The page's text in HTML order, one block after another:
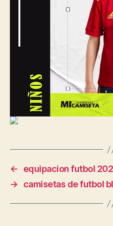
←
equipacion futbol
→
camisetas de futbol